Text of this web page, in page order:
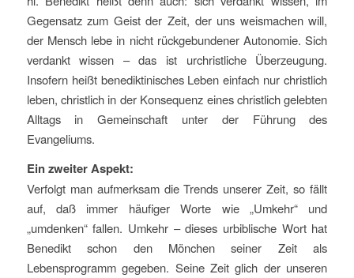
Gegensatz zum Geist der Zeit, der uns weismachen will,
der Mensch lebe in nicht rückgebundener Autonomie. Sich
verdankt wissen – das ist urchristliche Überzeugung.
Insofern heißt benediktinisches Leben einfach nur christlich
leben, christlich in der Konsequenz eines christlich gelebten
Alltags in Gemeinschaft unter der Führung des
Evangeliums.
Ein zweiter Aspekt:
Verfolgt man aufmerksam die Trends unserer Zeit, so fällt
auf, daß immer häufiger Worte wie „Umkehr“ und
„umdenken“ fallen. Umkehr – dieses urbiblische Wort hat
Benedikt schon den Mönchen seiner Zeit als
Lebensprogramm gegeben. Seine Zeit glich der unseren